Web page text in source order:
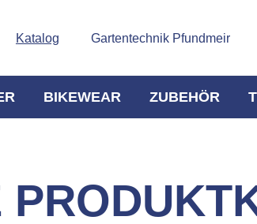
Katalog Gartentechnik Pfundmeir
BIKEWEAR ZUBEHÖR